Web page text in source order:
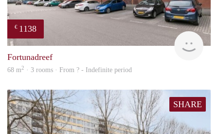
€ 1138
Fortunadreef
68 m2 · 3 rooms · From ? - Indefinite period
SHARE